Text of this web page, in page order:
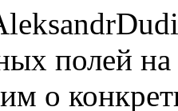
полей на
о